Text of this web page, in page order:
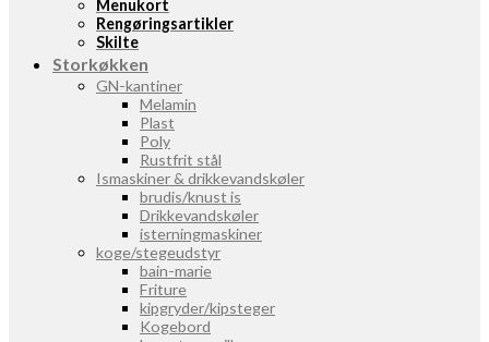
Menukort
Rengøringsartikler
Skilte
Storkøkken
GN-kantiner
Melamin
Plast
Poly
Rustfrit stål
Ismaskiner & drikkevandskøler
brudis/knust is
Drikkevandskøler
isterningmaskiner
koge/stegeudstyr
bain-marie
Friture
kipgryder/kipsteger
Kogebord